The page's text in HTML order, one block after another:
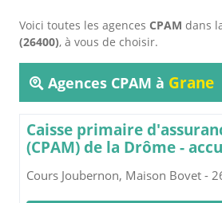
Voici toutes les agences CPAM dans
(26400), à vous de choisir.
Agences CPAM à Grane
Caisse primaire
(CPAM) de la Drôme -
Cours Joubernon, Maison Bovet -